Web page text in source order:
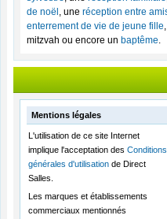
de noël , une réception entre
enterrement de vie de jeune fille
mitzvah ou encore un baptême.
Mentions légales
L'utilisation de ce site Internet
implique l'acceptation des Conditions
générales d'utilisation de Direct
Salles.
Les marques et établissements
commerciaux mentionnés